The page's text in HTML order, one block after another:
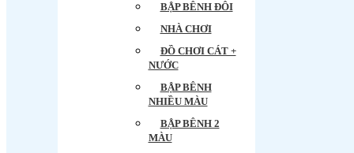
BẬP BÊNH ĐÔI
NHÀ CHƠI
ĐỒ CHƠI CÁT +
NƯỚC
BẬP BÊNH
NHIỀU MÀU
BẬP BÊNH 2
MÀU